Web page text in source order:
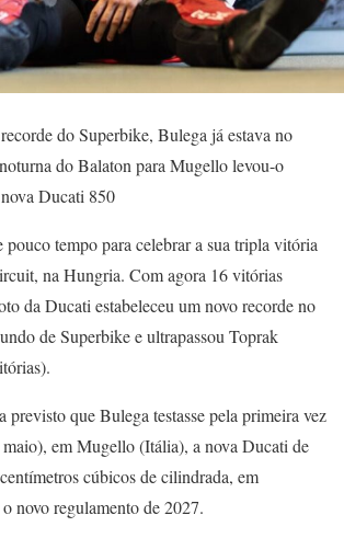
do Superbike, Bulega já estava no
do Balaton para Mugello levou-o
Ducati 850
tempo para celebrar a sua tripla vitória
na Hungria. Com agora 16 vitórias
da Ducati estabeleceu um novo recorde no
de Superbike e ultrapassou Toprak
previsto que Bulega testasse pela primeira vez
maio), em Mugello (Itália), a nova Ducati de
cúbicos de cilindrada, em
novo regulamento de 2027.